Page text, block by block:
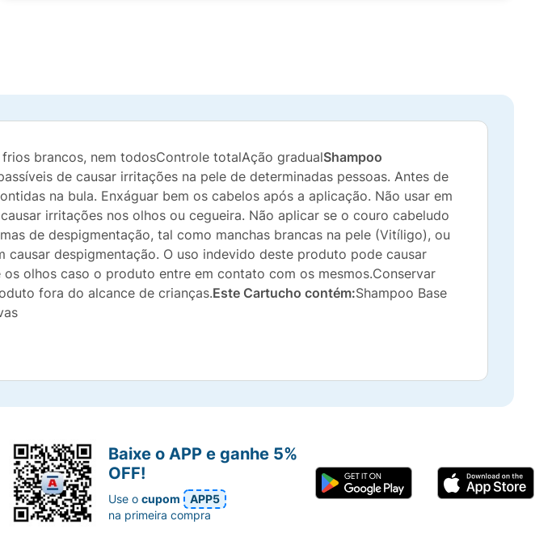
frios brancos, nem todosControle totalAção gradualShampoo
de causar irritações na pele de determinadas pessoas. Antes de
na bula. Enxáguar bem os cabelos após a aplicação. Não usar em
irritações nos olhos ou cegueira. Não aplicar se o couro cabeludo
de despigmentação, tal como manchas brancas na pele (Vitíligo), ou
despigmentação. O uso indevido deste produto pode causar
olhos caso o produto entre em contato com os mesmos.Conservar
fora do alcance de crianças.Este Cartucho contém:Shampoo Base
Baixe o APP e ganhe 5%
OFF!
Use ocupom
APP5
na primeira compra